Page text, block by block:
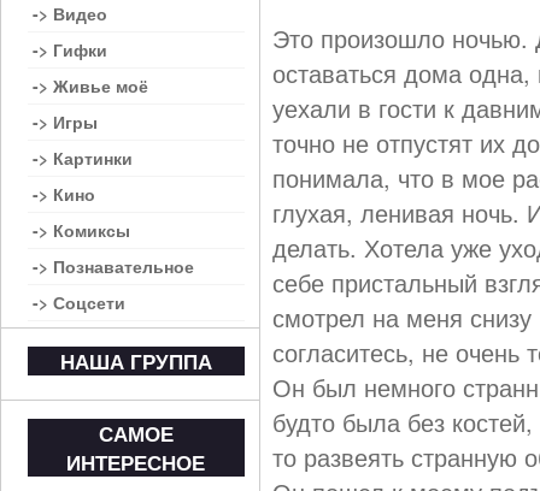
Это произошло
оставаться дома
уехали в гости к
точно не отпустят их
понимала, что в мое
глухая, ленивая ночь.
делать. Хотела уже
себе пристальный
смотрел на меня
согласитесь, не очень
Он был немного
будто была без
то развеять странную
-> Видео
-> Гифки
-> Живье моё
-> Игры
-> Картинки
-> Кино
-> Комиксы
-> Познавательное
-> Соцсети
НАША ГРУППА
САМОЕ
ИНТЕРЕСНОЕ